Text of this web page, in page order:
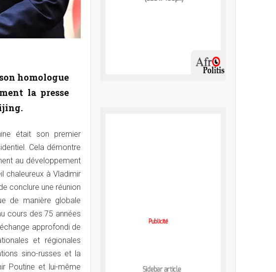
homologue
la presse
était son premier
Cela démontre
au développement
chaleureux à Vladimir
conclure une réunion
de manière globale
cours des 75 années
approfondi de
et régionales
sino-russes et la
Poutine et lui-même